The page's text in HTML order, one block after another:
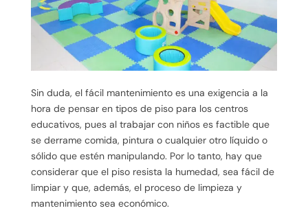
Sin duda, el fácil mantenimiento es una exigencia a la
hora de pensar en tipos de piso para los centros
educativos, pues al trabajar con niños es factible que
se derrame comida, pintura o cualquier otro líquido o
sólido que estén manipulando. Por lo tanto, hay que
considerar que el piso resista la humedad, sea fácil de
limpiar y que, además, el proceso de limpieza y
mantenimiento sea económico.